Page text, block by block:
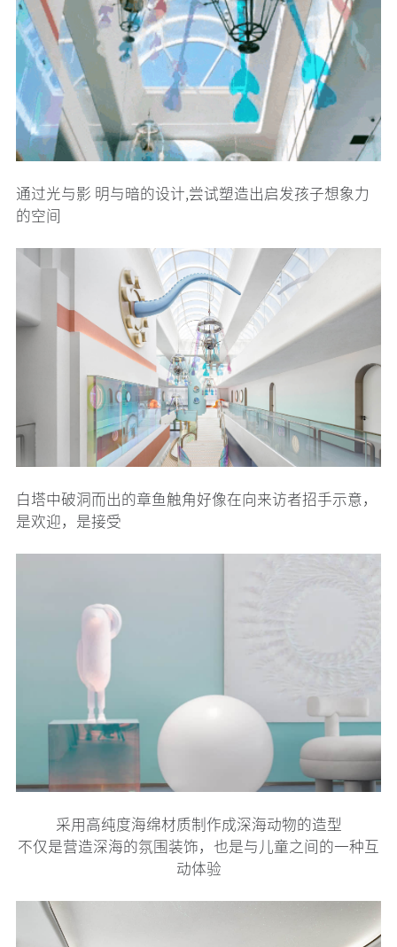
通过光与影 明与暗的设计,尝试塑造出启发孩子想象力
的空间
白塔中破洞而出的章鱼触角好像在向来访者招手示意，
是欢迎，是接受
采用高纯度海绵材质制作成深海动物的造型
不仅是营造深海的氛围装饰，也是与儿童之间的一种互
动体验